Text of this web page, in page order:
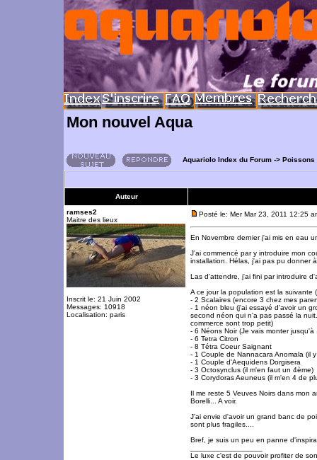
Mon nouvel Aqua
Aquariolo Index du Forum -> Poissons
Auteur
ramses2
Maitre des lieux
Inscrit le: 21 Juin 2002
Messages: 10918
Localisation: paris
Posté le: Mer Mar 23, 2011 12:25
En Novembre dernier j'ai mis en eau
J'ai commencé par y introduire mon
installation. Hélas, j'ai pas pu donner
Las d'attendre, j'ai fini par introduire
A ce jour la population est la suivante
- 2 Scalaires (encore 3 chez mes
- 1 néon bleu (j'ai essayé d'avoir un
second néon qui n'a pas passé la
commerce sont trop petit)
- 6 Néons Noir (Je vais monter jusqu'à
- 6 Tetra Citron
- 8 Tétra Coeur Saignant
- 1 Couple de Nannacara Anomala (il
- 1 Couple d'Aequidens Dorgisera
- 3 Octosynclus (il m'en faut un 4ème)
- 3 Corydoras Aeuneus (il m'en 4 de
Il me reste 5 Veuves Noirs dans mon
Borelli... A voir.
J'ai envie d'avoir un grand banc de
sont plus fragiles....
Bref, je suis un peu en panne
Le luxe c'est de pouvoir profiter de